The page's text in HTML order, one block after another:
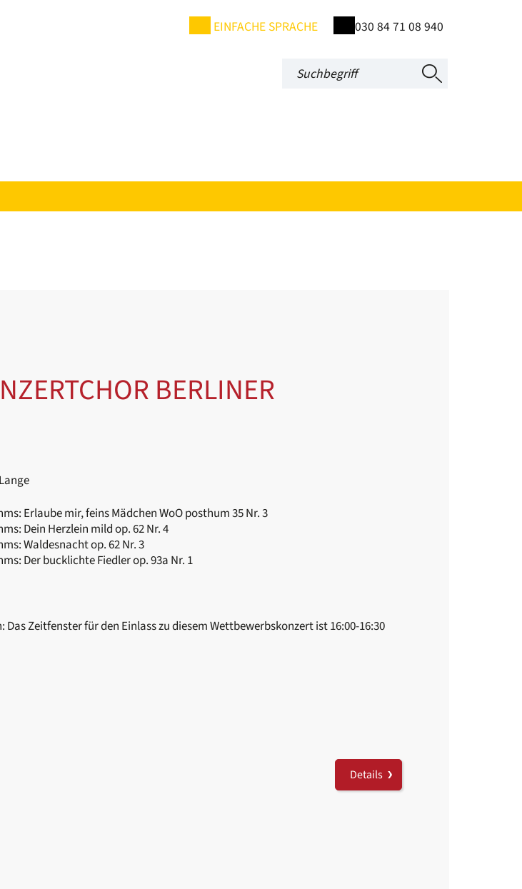
EINFACHE SPRACHE 030 84 71 08 940
BERLINER
Erlaube mir, feins Mädchen WoO posthum 35 Nr. 3
Dein Herzlein mild op. 62 Nr. 4
Waldesnacht op. 62 Nr. 3
Der bucklichte Fiedler op. 93a Nr. 1
Das Zeitfenster für den Einlass zu diesem Wettbewerbskonzert ist 16:00-16:30
Details